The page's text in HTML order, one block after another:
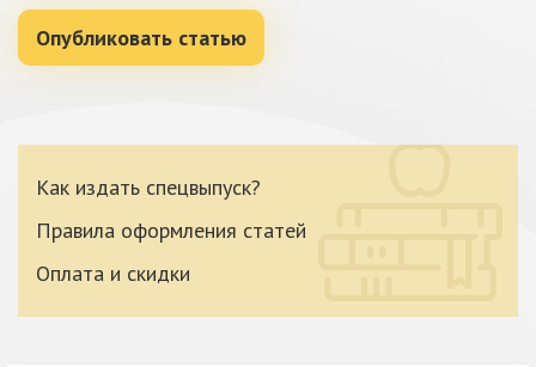
Опубликовать статью
Как издать спецвыпуск?
Правила оформления статей
Оплата и скидки